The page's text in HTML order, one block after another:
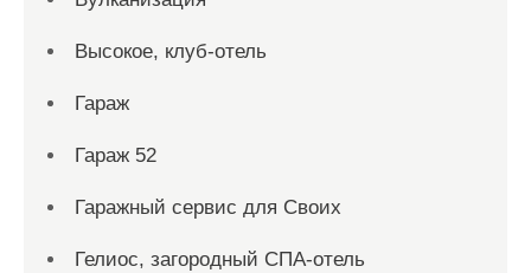
Высокое, клуб-отель
Гараж
Гараж 52
Гаражный сервис для Своих
Гелиос, загородный СПА-отель